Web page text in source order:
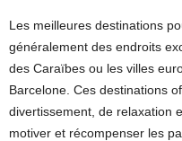
Les meilleures destinations
généralement des endroits
des Caraïbes ou les villes
Barcelone. Ces destinations
divertissement, de relaxation
motiver et récompenser les